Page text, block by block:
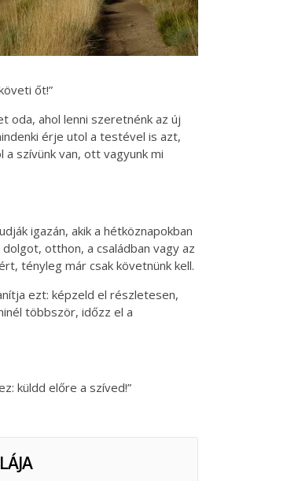
őt!”
oda, ahol lenni szeretnénk az új
érje utol a testével is azt,
szívünk van, ott vagyunk mi
igazán, akik a hétköznapokban
otthon, a családban vagy az
tényleg már csak követnünk kell.
ezt: képzeld el részletesen,
többször, időzz el a
küldd előre a szíved!”